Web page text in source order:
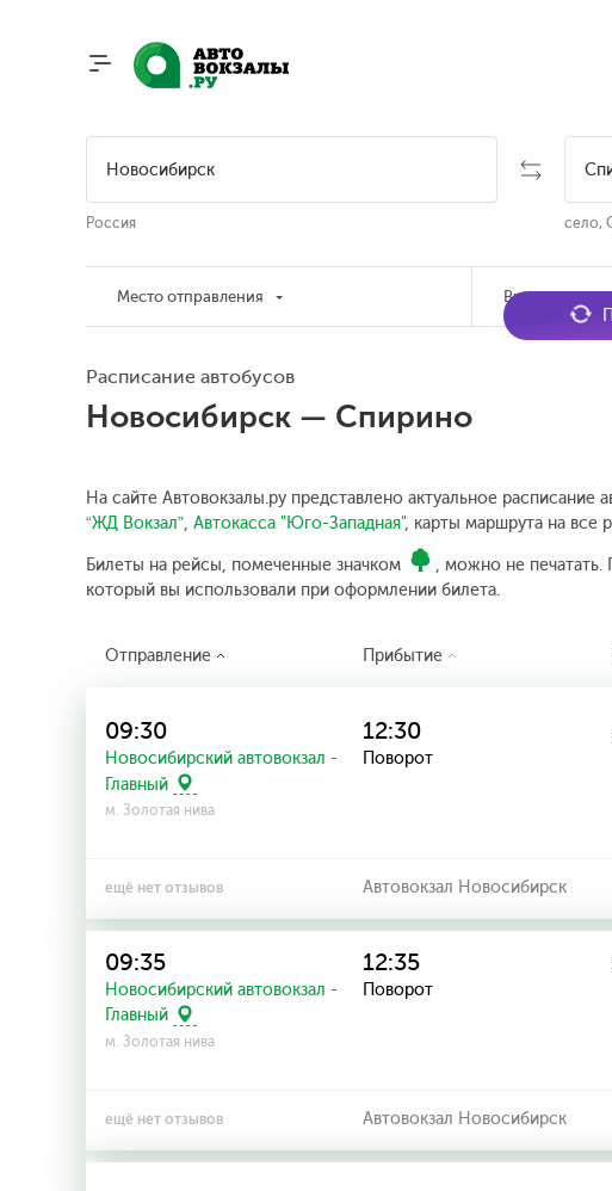
Россия село,
Место отправления Время
Расписание автобусов
Новосибирск — Спирино
На сайте Автовокзалы.ру представлено актуальное
“ЖД Вокзал”, Автокасса "Юго-Западная", карты маршрута на все
Билеты на рейсы, помеченные значком
, можно не печатать.
который вы использовали при оформлении билета.
Отправление Прибытие
09:30
Новосибирский автовокзал -
Главный
м. Золотая нива
12:30
Поворот
ещё нет отзывов Автовокзал Новосибирск
09:35
Новосибирский автовокзал -
Главный
м. Золотая нива
12:35
Поворот
ещё нет отзывов Автовокзал Новосибирск